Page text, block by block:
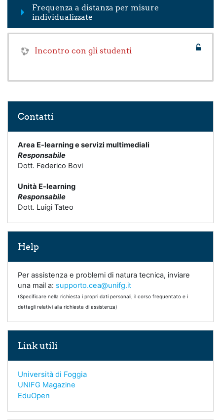
Frequenza a distanza per misure
individualizzate
Incontro con gli studenti
Contatti
Area E-learning e servizi multimediali
Responsabile
Dott. Federico Bovi
Unità E-learning
Responsabile
Dott. Luigi Tateo
Help
Per assistenza e problemi di natura tecnica, inviare
una mail a: supporto.cea@unifg.it
(Specificare nella richiesta i propri dati personali, il corso frequentato e i
dettagli relativi alla richiesta di assistenza)
Link utili
Università di Foggia
UNIFG Magazine
EduOpen